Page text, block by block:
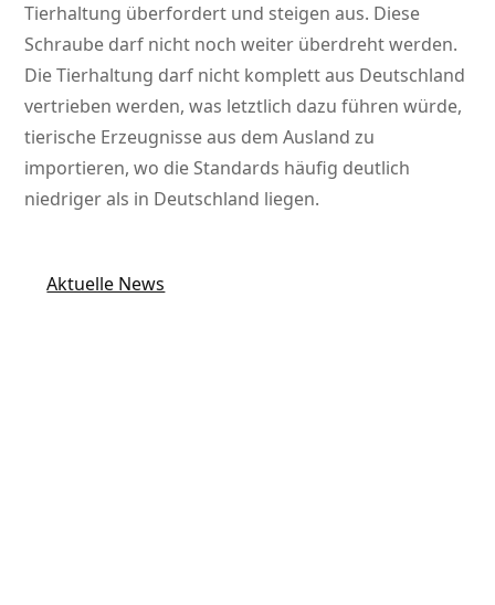
Tierhaltung überfordert und steigen aus. Diese
Schraube darf nicht noch weiter überdreht werden.
Die Tierhaltung darf nicht komplett aus Deutschland
vertrieben werden, was letztlich dazu führen würde,
tierische Erzeugnisse aus dem Ausland zu
importieren, wo die Standards häufig deutlich
niedriger als in Deutschland liegen.
Aktuelle News